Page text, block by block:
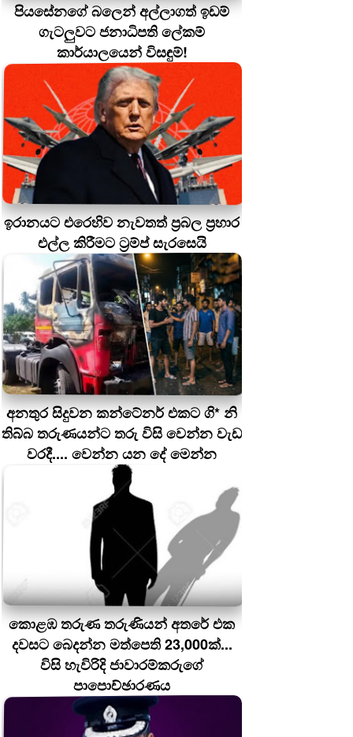
පියසේනගේ බලෙන් අල්ලාගත් ඉඩම්
ගැටලුවට ජනාධිපති ලේකම්
කාර්යාලයෙන් විසඳුම්!
ඉරානයට එරෙහිව නැවතත් ප්‍රබල ප්‍රහාර
එල්ල කිරීමට ට්‍රම්ප් සැරසෙයි
අනතුර සිදුවන කන්ටේනර් එකට ගි* නි
තිබ්බ තරුණයන්ට තරු විසි වෙන්න වැඩ
වරදී.... වෙන්න යන දේ මෙන්න
කොළඹ තරුණ තරුණියන් අතරේ එක
දවසට බෙදන්න මත්පෙති 23,000ක්...
විසි හැවිරිදි ජාවාරම්කරුගේ
පාපොච්ඡාරණය